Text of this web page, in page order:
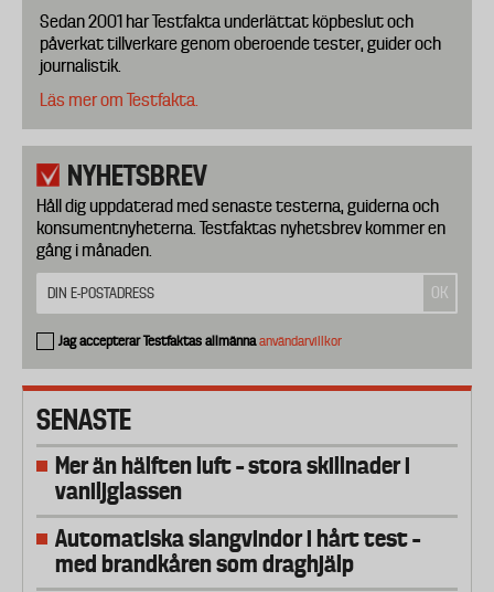
Sedan 2001 har Testfakta underlättat köpbeslut och
påverkat tillverkare genom oberoende tester, guider och
journalistik.
Läs mer om Testfakta.
NYHETSBREV
Håll dig uppdaterad med senaste testerna, guiderna och
konsumentnyheterna. Testfaktas nyhetsbrev kommer en
gång i månaden.
Jag accepterar Testfaktas allmännaanvändarvillkor
SENASTE
Mer än hälften luft – stora skillnader i
vaniljglassen
Automatiska slangvindor i hårt test –
med brandkåren som draghjälp